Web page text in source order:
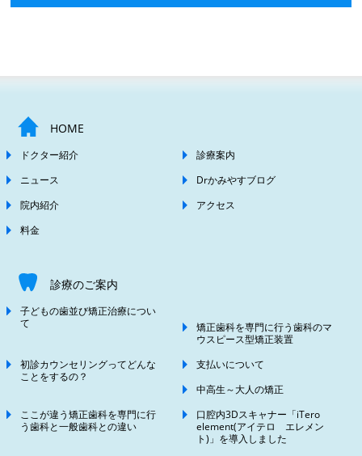
HOME
ドクター紹介
診療案内
ニュース
Drかみやすブログ
院内紹介
アクセス
料金
診療のご案内
子どもの歯並び矯正治療につい
て
矯正歯科を専門に行う歯科のマ
ウスピース型矯正装置
初診カウンセリングってどんな
ことをするの？
支払いについて
中高生～大人の矯正
ここが違う矯正歯科を専門に行
う歯科と一般歯科との違い
口腔内3Dスキャナー「iTero
element(アイテロ エレメン
ト)」を導入しました